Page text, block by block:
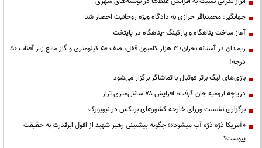
جهانگیر: محمدباقر خرازی به دادگاه ویژه روحانیت احضار شد
آغاز ساخت پناهگاه و پارکینگ -پناهگاه در پایتخت
ریمـدان در آستانه بحران؛ ۳ هزار کامیون قفل، صف ۵۰ کیلومتری و گاز مایع زیر آفتاب ۵۰
درجه!
بازی‌های لیگ برتر فوتبال با تماشاگر برگزار می‌شود
دریاچه ارومیه جان گرفت؛ افزایش ۷۸ سانتی‌متری تراز
برگزاری نشست وزرای خارجه کشورهای بریکس در نیویورک
«آمریکا ذرّه ذرّه آب میشود»؛ چگونه پیشبینی رهبر شهید از افول ابرقدرت به حقیقت
پیوست؟